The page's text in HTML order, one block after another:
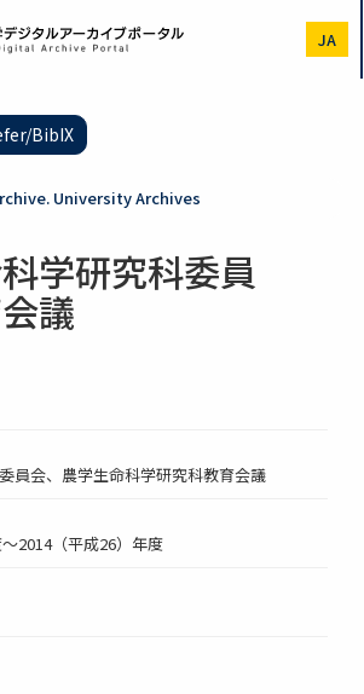
JA
BibIX
University Archives
学研究科委員
議
員会、農学生命科学研究科教育会議
2014（平成26）年度